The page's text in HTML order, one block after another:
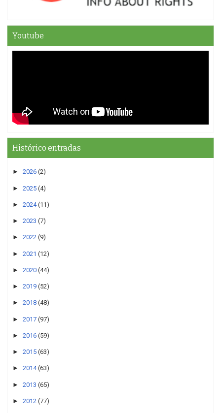
Youtube
Histórico entradas
► 2026 (2)
► 2025 (4)
► 2024 (11)
► 2023 (7)
► 2022 (9)
► 2021 (12)
► 2020 (44)
► 2019 (52)
► 2018 (48)
► 2017 (97)
► 2016 (59)
► 2015 (63)
► 2014 (63)
► 2013 (65)
► 2012 (77)